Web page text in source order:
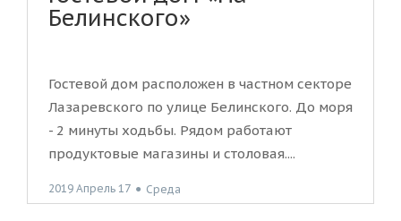
Белинского»
Гостевой дом расположен в частном секторе
Лазаревского по улице Белинского. До моря
- 2 минуты ходьбы. Рядом работают
продуктовые магазины и столовая....
2019 Апрель 17 ● Среда